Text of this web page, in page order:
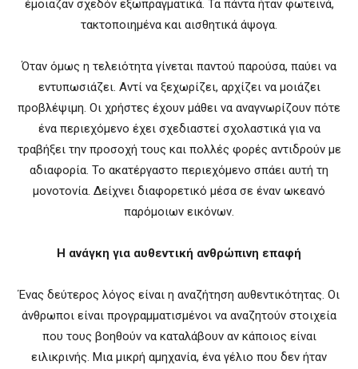
έμοιαζαν σχεδόν εξωπραγματικά. Τα πάντα ήταν φωτεινά,
τακτοποιημένα και αισθητικά άψογα.
Όταν όμως η τελειότητα γίνεται παντού παρούσα, παύει να
εντυπωσιάζει. Αντί να ξεχωρίζει, αρχίζει να μοιάζει
προβλέψιμη. Οι χρήστες έχουν μάθει να αναγνωρίζουν πότε
ένα περιεχόμενο έχει σχεδιαστεί σχολαστικά για να
τραβήξει την προσοχή τους και πολλές φορές αντιδρούν με
αδιαφορία. Το ακατέργαστο περιεχόμενο σπάει αυτή τη
μονοτονία. Δείχνει διαφορετικό μέσα σε έναν ωκεανό
παρόμοιων εικόνων.
Η ανάγκη για αυθεντική ανθρώπινη επαφή
Ένας δεύτερος λόγος είναι η αναζήτηση αυθεντικότητας. Οι
άνθρωποι είναι προγραμματισμένοι να αναζητούν στοιχεία
που τους βοηθούν να καταλάβουν αν κάποιος είναι
ειλικρινής. Μια μικρή αμηχανία, ένα γέλιο που δεν ήταν